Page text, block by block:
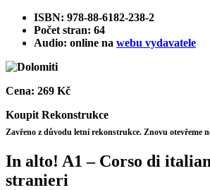
ISBN: 978-88-6182-238-2
Počet stran: 64
Audio: online na webu vydavatele
Cena: 269 Kč
Koupit Rekonstrukce
Zavřeno z důvodu letní rekonstrukce. Znovu otevřeme
In alto! A1 – Corso di
stranieri